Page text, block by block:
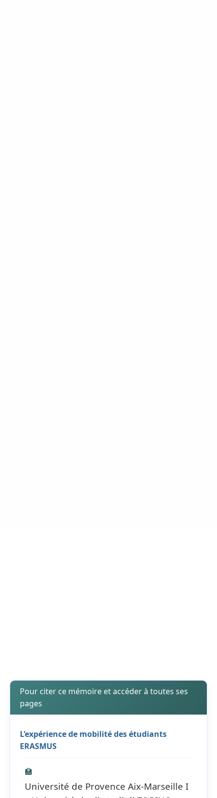
Pour citer ce mémoire et accéder à toutes ses
pages
L’expérience de mobilité des étudiants
ERASMUS
🏫
Université de Provence Aix-Marseille I